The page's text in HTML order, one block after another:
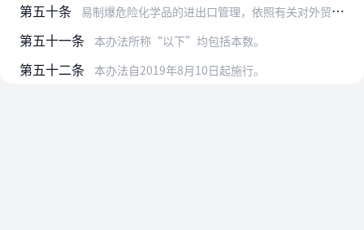
第五十条 易制爆危险化学品的进出口管理，依照有关对外贸易的法律、行政法规、规章的规定执行；进口的易制爆危险化学品的储存、使用、经营、运输、处置的安全管理，依照本办法的规定…
第五十一条 本办法所称“以下”均包括本数。
第五十二条 本办法自2019年8月10日起施行。